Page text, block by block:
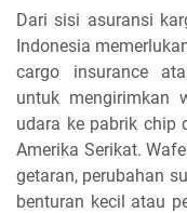
Dari sisi asuransi
Indonesia
cargo insurance
untuk mengirimkan
udara ke pabrik chip
Amerika Serikat.
getaran, perubahan
benturan kecil atau